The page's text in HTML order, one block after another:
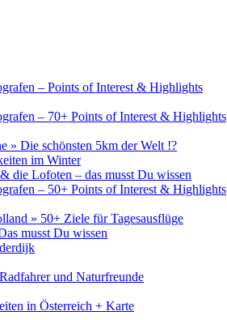
– Points of Interest & Highlights
– 70+ Points of Interest & Highlights
» Die schönsten 5km der Welt !?
im Winter
die Lofoten – das musst Du wissen
– 50+ Points of Interest & Highlights
» 50+ Ziele für Tagesausflüge
musst Du wissen
und Naturfreunde
in Österreich + Karte